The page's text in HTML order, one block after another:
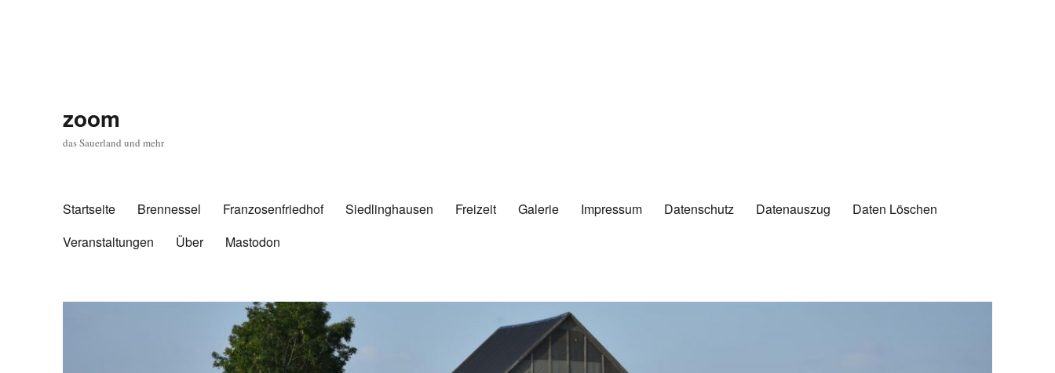
zoom
das Sauerland und mehr
Startseite Brennessel Franzosenfriedhof Siedlinghausen Freizeit Galerie Impressum Datenschutz Datenauszug
Daten Löschen
Veranstaltungen
Über Mastodon